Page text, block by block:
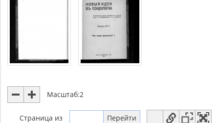
Масштаб:2
Страница из